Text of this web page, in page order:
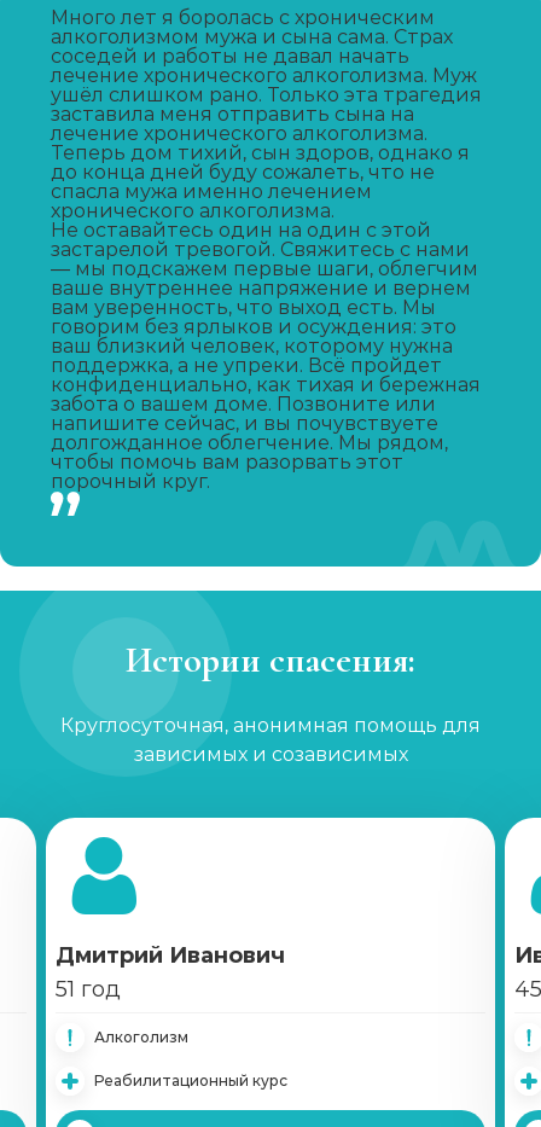
от 1 450 ₽ Записаться
Вывод из запоя
от 2 150 ₽ Записаться
Капельница от запоя
от 1 450 ₽ Записаться
Капельница от похмелья
от 1 100 ₽ Записаться
Лечение женского алкоголизма
от 2 850 ₽ Записаться
Кодирование уколом
Записаться
Кодирование Двойной блок
от 4 650 ₽ Записаться
Кодирование Вивитролом
от 15 650 ₽
Кодирование Налтрексоном
от 8 550 ₽
Справка о кодировке
от 750 ₽
Много лет я боролась с хроническим
алкоголизмом мужа и сына сама. Страх
соседей и работы не давал начать
лечение хронического алкоголизма. Муж
ушёл слишком рано. Только эта трагедия
заставила меня отправить сына на
лечение хронического алкоголизма.
Теперь дом тихий, сын здоров, однако я
до конца дней буду сожалеть, что не
спасла мужа именно лечением
хронического алкоголизма.
Не оставайтесь один на один с этой
застарелой тревогой. Свяжитесь с нами
— мы подскажем первые шаги, облегчим
ваше внутреннее напряжение и вернем
вам уверенность, что выход есть. Мы
говорим без ярлыков и осуждения: это
ваш близкий человек, которому нужна
поддержка, а не упреки. Всё пройдет
конфиденциально, как тихая и бережная
забота о вашем доме. Позвоните или
напишите сейчас, и вы почувствуете
долгожданное облегчение. Мы рядом,
чтобы помочь вам разорвать этот
порочный круг.
Истории спасения:
Круглосуточная, анонимная помощь для
зависимых и созависимых
Дмитрий Иванович
51 год
Алкоголизм
Реабилитационный курс